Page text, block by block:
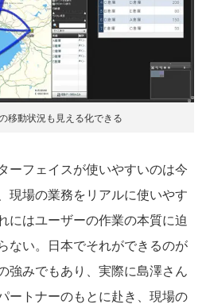
移動状況も見える化できる
ーフェイスが使いやすいのは今
現場の業務をリアルに使いやす
にはユーザーの作業の本質に迫
ない。日本でそれができるのが
強みでもあり、実際に島澤さん
ートナーのもとに赴き、現場の